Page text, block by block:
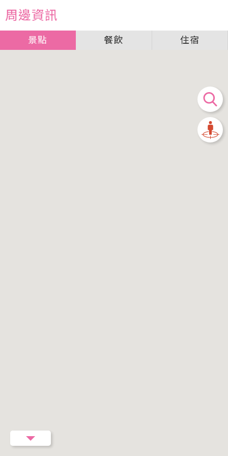
周邊資訊
景點 餐飲 住宿